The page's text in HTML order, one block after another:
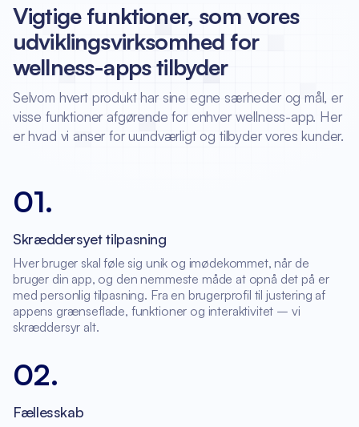
Vigtige funktioner, som vores
udviklingsvirksomhed for
wellness-apps tilbyder
Selvom hvert produkt har sine egne særheder og mål, er
visse funktioner afgørende for enhver wellness-app. Her
er hvad vi anser for uundværligt og tilbyder vores kunder.
01.
Skræddersyet tilpasning
Hver bruger skal føle sig unik og imødekommet, når de
bruger din app, og den nemmeste måde at opnå det på er
med personlig tilpasning. Fra en brugerprofil til justering af
appens grænseflade, funktioner og interaktivitet – vi
skræddersyr alt.
02.
Fællesskab